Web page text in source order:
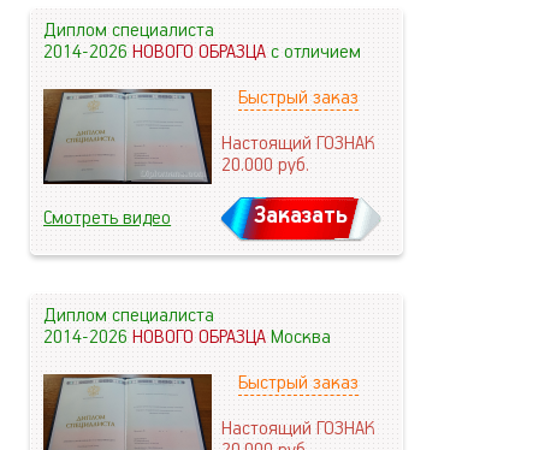
Диплом специалиста
2014-2026НОВОГО ОБРАЗЦАс отличием
Быстрый заказ
Настоящий ГОЗНАК
20.000руб.
Смотреть видео Заказать
Диплом специалиста
2014-2026НОВОГО ОБРАЗЦАМосква
Быстрый заказ
Настоящий ГОЗНАК